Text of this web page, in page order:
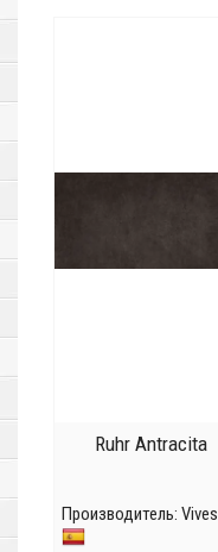
Ruhr Antracita
Производитель: Vives